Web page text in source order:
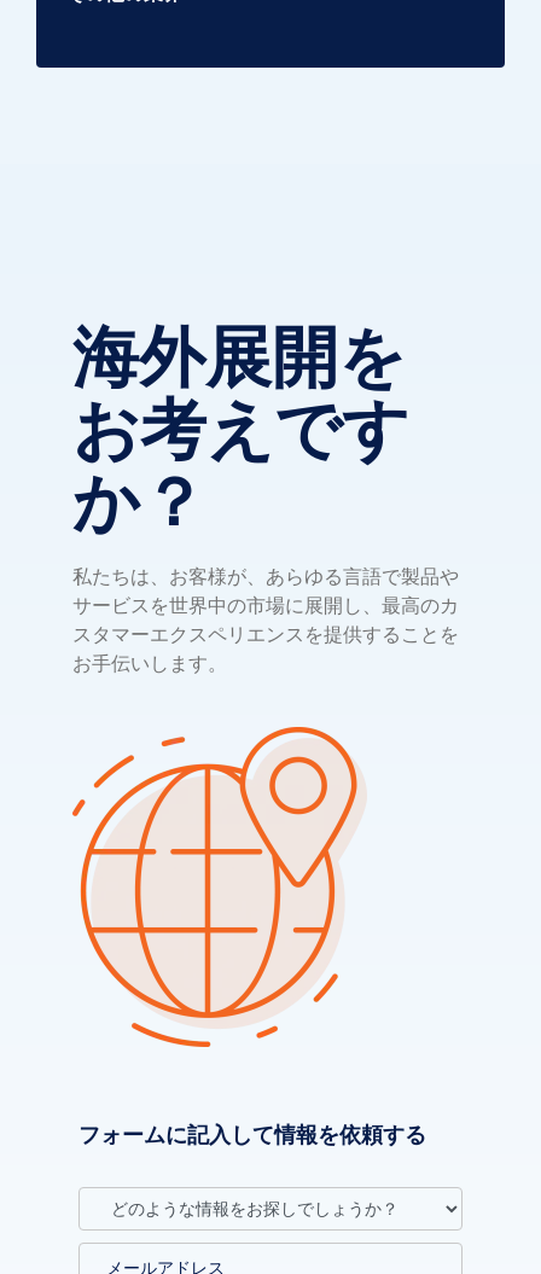
海外展開を
お考えです
か？
私たちは、お客様が、あらゆる言語で製品や
サービスを世界中の市場に展開し、最高のカ
スタマーエクスペリエンスを提供することを
お手伝いします。
フォームに記入して情報を依頼する